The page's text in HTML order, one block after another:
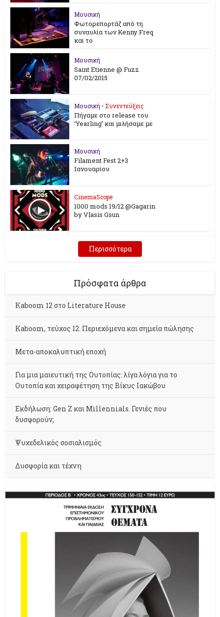
Μουσική
Φωτορεπορτάζ από τη
συναυλία των Kenny Freq
και το
Μουσική
Saint Etienne @ Fuzz
07/02/2015
Μουσική • Συνεντεύξεις
Πήγαμε στο release του
‘Yearling’ και μιλήσαμε με
Μουσική
Filament Fest 2+3
Ιανουαρίου
CinemaScope
1000 mods 19/12 @Gagarin
by Vlasis Gsun
Περισσότερα
Πρόσφατα άρθρα
Kaboom 12 στο Literature House
Kaboom, τεύχος 12. Περιεχόμενα και σημεία πώλησης
Μετα-αποκαλυπτική εποχή
Για μια μαιευτική της Ουτοπίας: λίγα λόγια για το
Ουτοπία και χειραφέτηση της Βίκυς Ιακώβου
Εκδήλωση: Gen Z και Millennials. Γενιές που
δυσφορούν;
Ψυχεδελικός σοσιαλισμός
Δυσφορία και τέχνη